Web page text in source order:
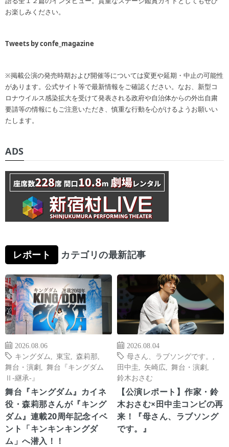
お楽しみください。
Tweets by confe_magazine
※掲載公演の発売時期および開催等については変更や延期・中止の可能性
があります。公式サイト等で最新情報をご確認ください。なお、新型コ
ロナウイルス感染拡大を受けて発表される政府や自治体からの外出自粛
要請等の情報にもご注意いただき、慎重な行動を心がけるようお願いい
たします。
ADS
レポート カテゴリの最新記事
2026.08.06
キングダム
東宝 森莉那
舞台・演劇
舞台『キングダム
Ⅱ-継承-』
舞台『キングダム』カイネ
役・森莉那さんが『キング
ダム』連載20周年記念イベ
ント「キンキンキングダ
ム」へ潜入！！
2026.08.04
母さん、ラブソングです。
田中圭
矢崎広 舞台・演劇
鈴木おさむ
【公演レポート】作家・鈴
木おさむ×田中圭コンビの再
来！『母さん、ラブソング
です。』